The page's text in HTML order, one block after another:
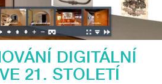
DIGITÁLNÍ
21. STOLETÍ